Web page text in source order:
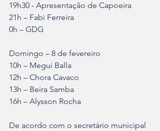
19h30 - Apresentação de Capoeira
21h – Fabi Ferreira
0h – GDG
Domingo – 8 de fevereiro
10h – Megui Balla
12h – Chora Cavaco
13h – Beira Samba
16h – Alysson Rocha
De acordo com o secretário municipal